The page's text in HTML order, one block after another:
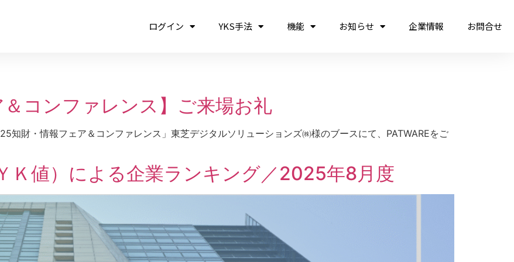
ログイン YKS手法 機能 お知らせ 企業情報 お問合せ
コンファレンス】ご来場お礼
財・情報フェア＆コンファレンス」東芝デジタルソリューションズ㈱様のブースにて、PATWAREをご
Ｋ値）による企業ランキング／2025年8月度